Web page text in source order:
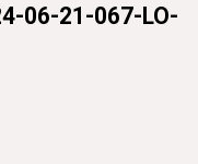
06-21-067-LO-